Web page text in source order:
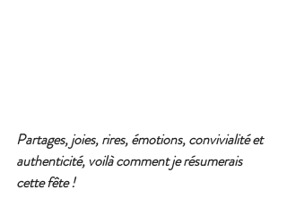
Partages, joies, rires, émotions, convivialité et
authenticité, voilà comment je résumerais
cette fête !